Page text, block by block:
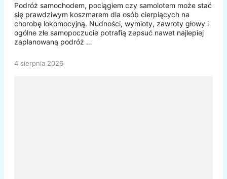
Podróż samochodem, pociągiem czy samolotem może stać
się prawdziwym koszmarem dla osób cierpiących na
chorobę lokomocyjną. Nudności, wymioty, zawroty głowy i
ogólne złe samopoczucie potrafią zepsuć nawet najlepiej
zaplanowaną podróż …
4 sierpnia 2026